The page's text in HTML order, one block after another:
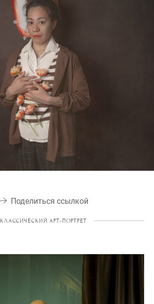
Поделиться ссылкой
КЛАССИЧЕСКИЙ АРТ-ПОРТРЕТ